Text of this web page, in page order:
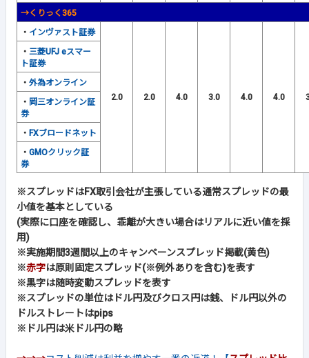
→くりっく365
・ インヴァスト証券
2.0 2.0 4.0 3.0 4.0 4.0
・ 三菱UFJ eスマー
ト証券
・ 外為オンライン
・ 岡三オンライン証
券
・ FXブロードネット
・ GMOクリック証
券
※スプレッドはFX取引会社が主張している通常スプレッドの最
小値を基本としている
(実際に口座を確認し、乖離が大きい場合はリアルに近い値を採
用)
※実施期間3週間以上のキャンペーンスプレッド掲載(黄色)
※赤字は原則固定スプレッド(※例外ありを含む)を表す
※黒字は随時変動スプレッドを表す
※スプレッドの単位はドル円及びクロス円は銭、ドル円以外の
ドルストレートはpips
※ドル円は米ドル円の略